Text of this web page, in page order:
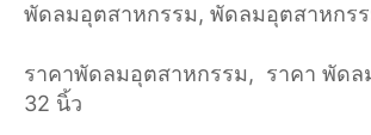
พัดลมอุตสาหกรรม, พัดลมอุตสาหกร
ราคาพัดลมอุตสาหกรรม, ราคา พัดล
32 นิ้ว